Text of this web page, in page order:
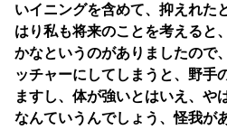
いイニングを含めて、抑えれた
はり私も将来のことを考えると
かなというのがありましたので
ッチャーにしてしまうと、野手
ますし、体が強いとはいえ、や
なんていうんでしょう、怪我が